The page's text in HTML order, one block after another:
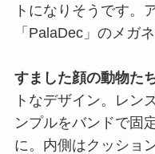
トになりそうです。
「PalaDec」のメガ
すました顔の動物た
トなデザイン。レン
ンプルをバンドで固
に。内側はクッショ